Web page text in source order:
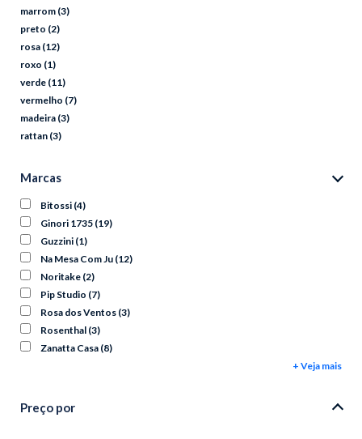
marrom (3)
preto (2)
rosa (12)
roxo (1)
verde (11)
vermelho (7)
madeira (3)
rattan (3)
Marcas
Bitossi (4)
Ginori 1735 (19)
Guzzini (1)
Na Mesa Com Ju (12)
Noritake (2)
Pip Studio (7)
Rosa dos Ventos (3)
Rosenthal (3)
Zanatta Casa (8)
+ Veja mais
Preço por